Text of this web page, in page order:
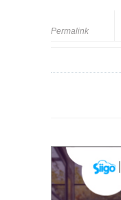
Permalink